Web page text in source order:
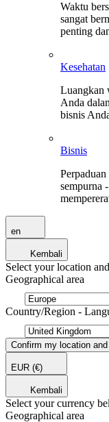
Waktu
sangat
penting
Kesehatan
Luangkan
Anda
bisnis
Bisnis
sempurna
en
Kembali
Select your location
Geographical area
Country/Region -
Confirm my location
EUR (€)
Kembali
Select your currency
Geographical area